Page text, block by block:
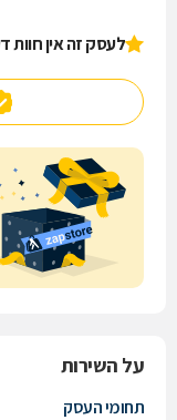
לעסק זה אין חוות
על השירות
תחומי העסק